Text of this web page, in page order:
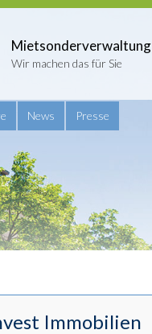
Mietsonderverwaltung
Wir machen das für Sie
News Presse
Immobilien